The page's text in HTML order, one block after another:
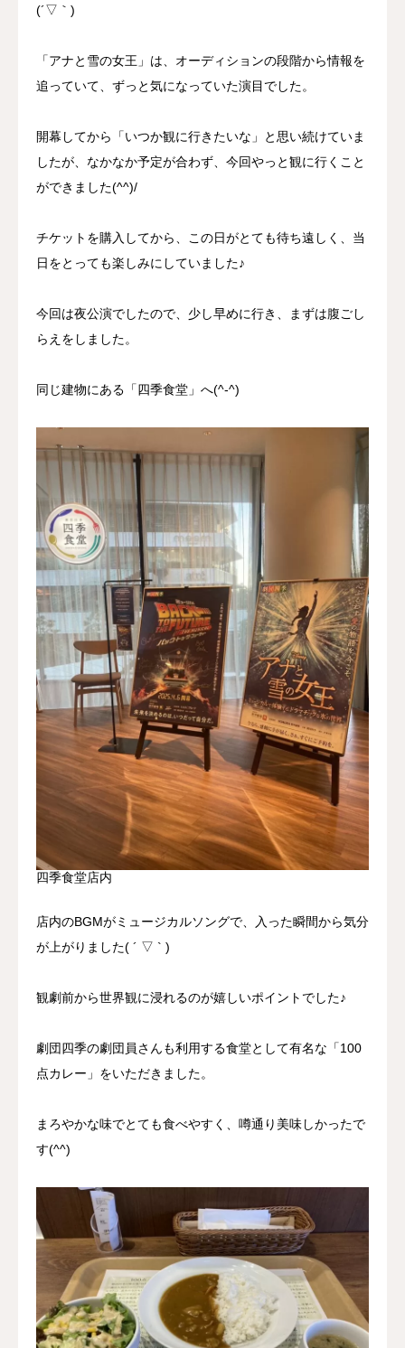
(´▽｀)
「アナと雪の女王」は、オーディションの段階から情報を
追っていて、ずっと気になっていた演目でした。
開幕してから「いつか観に行きたいな」と思い続けていま
したが、なかなか予定が合わず、今回やっと観に行くこと
ができました(^^)/
チケットを購入してから、この日がとても待ち遠しく、当
日をとっても楽しみにしていました♪
今回は夜公演でしたので、少し早めに行き、まずは腹ごし
らえをしました。
同じ建物にある「四季食堂」へ(^-^)
四季食堂店内
店内のBGMがミュージカルソングで、入った瞬間から気分
が上がりました( ´ ▽ ` )
観劇前から世界観に浸れるのが嬉しいポイントでした♪
劇団四季の劇団員さんも利用する食堂として有名な「100
点カレー」をいただきました。
まろやかな味でとても食べやすく、噂通り美味しかったで
す(^^)